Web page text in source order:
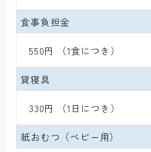
食事負担金
550円 （1食につき）
貸寝具
330円 （1日につき）
紙おむつ（ベビー用）